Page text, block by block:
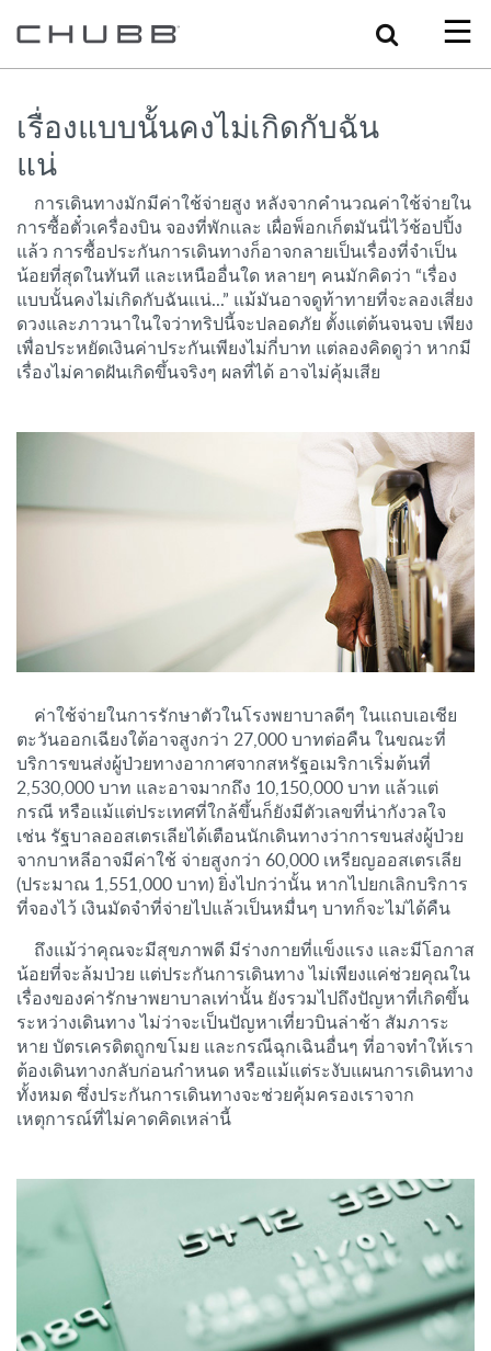
Search
เรื่องแบบนั้นคงไม่เกิดกับฉัน
แน่
การเดินทางมักมีค่าใช้จ่ายสูง หลังจากคำนวณค่าใช้จ่ายใน
การซื้อตั๋วเครื่องบิน จองที่พักและ เผื่อพ็อกเก็ตมันนี่ไว้ช้อปปิ้ง
แล้ว การซื้อประกันการเดินทางก็อาจกลายเป็นเรื่องที่จำเป็น
น้อยที่สุดในทันที และเหนืออื่นใด หลายๆ คนมักคิดว่า “เรื่อง
แบบนั้นคงไม่เกิดกับฉันแน่...” แม้มันอาจดูท้าทายที่จะลองเสี่ยง
ดวงและภาวนาในใจว่าทริปนี้จะปลอดภัย ตั้งแต่ต้นจนจบ เพียง
เพื่อประหยัดเงินค่าประกันเพียงไม่กี่บาท แต่ลองคิดดูว่า หากมี
เรื่องไม่คาดฝันเกิดขึ้นจริงๆ ผลที่ได้ อาจไม่คุ้มเสีย
ค่าใช้จ่ายในการรักษาตัวในโรงพยาบาลดีๆ ในแถบเอเชีย
ตะวันออกเฉียงใต้อาจสูงกว่า 27,000 บาทต่อคืน ในขณะที่
บริการขนส่งผู้ป่วยทางอากาศจากสหรัฐอเมริกาเริ่มต้นที่
2,530,000 บาท และอาจมากถึง 10,150,000 บาท แล้วแต่
กรณี หรือแม้แต่ประเทศที่ใกล้ขึ้นก็ยังมีตัวเลขที่น่ากังวลใจ
เช่น รัฐบาลออสเตรเลียได้เตือนนักเดินทางว่าการขนส่งผู้ป่วย
จากบาหลีอาจมีค่าใช้ จ่ายสูงกว่า 60,000 เหรียญออสเตรเลีย
(ประมาณ 1,551,000 บาท) ยิ่งไปกว่านั้น หากไปยกเลิกบริการ
ที่จองไว้ เงินมัดจำที่จ่ายไปแล้วเป็นหมื่นๆ บาทก็จะไม่ได้คืน
ถึงแม้ว่าคุณจะมีสุขภาพดี มีร่างกายที่แข็งแรง และมีโอกาส
น้อยที่จะล้มป่วย แต่ประกันการเดินทาง ไม่เพียงแค่ช่วยคุณใน
เรื่องของค่ารักษาพยาบาลเท่านั้น ยังรวมไปถึงปัญหาที่เกิดขึ้น
ระหว่างเดินทาง ไม่ว่าจะเป็นปัญหาเที่ยวบินล่าช้า สัมภาระ
หาย บัตรเครดิตถูกขโมย และกรณีฉุกเฉินอื่นๆ ที่อาจทำให้เรา
ต้องเดินทางกลับก่อนกำหนด หรือแม้แต่ระงับแผนการเดินทาง
ทั้งหมด ซึ่งประกันการเดินทางจะช่วยคุ้มครองเราจาก
เหตุการณ์ที่ไม่คาดคิดเหล่านี้